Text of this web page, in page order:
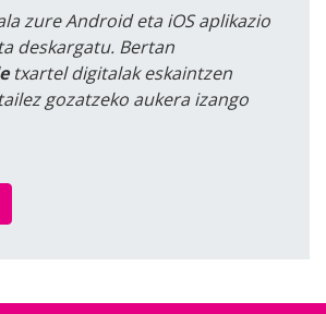
zure Android eta iOS aplikazio
deskargatu. Bertan
txartel digitalak eskaintzen
gozatzeko aukera izango